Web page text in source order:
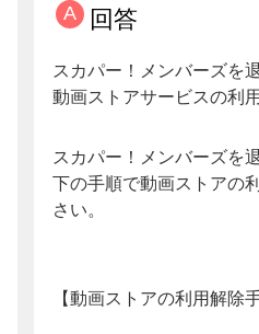
回答
スカパー！メンバーズを
動画ストアサービスの利
スカパー！メンバーズを
下の手順で動画ストアの
さい。
【動画ストアの利用解除